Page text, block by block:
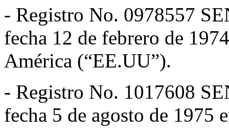
- Registro No. 0978557
fecha 12 de febrero de
América (“EE.UU”).
- Registro No. 1017608
fecha 5 de agosto de 1975